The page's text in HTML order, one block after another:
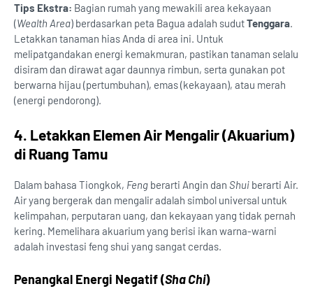
Tips Ekstra: Bagian rumah yang mewakili area kekayaan
(Wealth Area) berdasarkan peta Bagua adalah sudutTenggara.
Letakkan tanaman hias Anda di area ini. Untuk
melipatgandakan energi kemakmuran, pastikan tanaman selalu
disiram dan dirawat agar daunnya rimbun, serta gunakan pot
berwarna hijau (pertumbuhan), emas (kekayaan), atau merah
(energi pendorong).
4. Letakkan Elemen Air Mengalir (Akuarium)
di Ruang Tamu
Dalam bahasa Tiongkok, Feng berarti Angin dan Shui berarti Air.
Air yang bergerak dan mengalir adalah simbol universal untuk
kelimpahan, perputaran uang, dan kekayaan yang tidak pernah
kering. Memelihara akuarium yang berisi ikan warna-warni
adalah investasi feng shui yang sangat cerdas.
Penangkal Energi Negatif (Sha Chi)